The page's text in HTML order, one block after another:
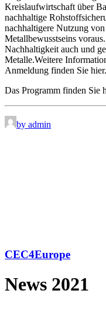
Kreislaufwirtschaft über
nachhaltige
nachhaltigere Nutzung
Metallbewusstseins
Nachhaltigkeit auch und
Metalle.Weitere
Anmeldung finden Sie hier.
Das Programm finden Sie
by admin
CEC4Europe
News 2021